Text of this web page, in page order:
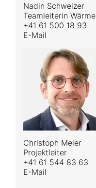
Nadin Schweizer
Teamleiterin Wärme
+41 61 500 18 93
E-Mail
Christoph Meier
Projektleiter
+41 61 544 83 63
E-Mail